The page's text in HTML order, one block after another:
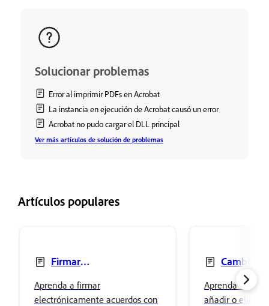
Solucionar problemas
Error al imprimir PDFs en Acrobat
La instancia en ejecución de Acrobat causó un error
Acrobat no pudo cargar el DLL principal
Ver más artículos de solución de problemas
Artículos populares
Firmar
Aprenda a firmar
electrónicamente acuerdos con
Cambiar,
eliminar texto
Aprenda a
añadir o